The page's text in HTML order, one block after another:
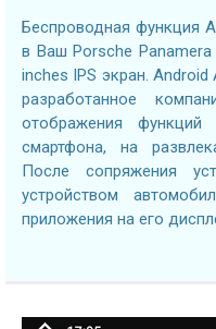
Беспроводная функция
в Ваш Porsche
inches IPS экран.
разработанное
отображения функций
смартфона, на
После сопряжения
устройством
приложения на его